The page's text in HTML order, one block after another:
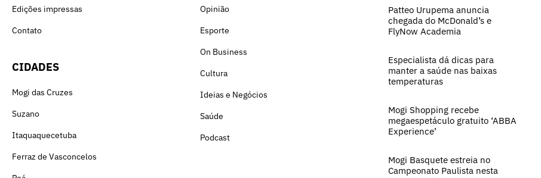
Edições impressas
Contato
CIDADES
Mogi das Cruzes
Suzano
Itaquaquecetuba
Ferraz de Vasconcelos
Opinião
Esporte
On Business
Cultura
Ideias e Negócios
Saúde
Podcast
Patteo Urupema anuncia
chegada do McDonald’s e
FlyNow Academia
Especialista dá dicas para
manter a saúde nas baixas
temperaturas
Mogi Shopping recebe
megaespetáculo gratuito ‘ABBA
Experience’
Mogi Basquete estreia no
Campeonato Paulista nesta